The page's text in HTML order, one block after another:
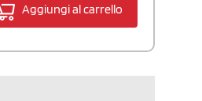
Aggiungi al carrello